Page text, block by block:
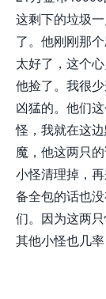
这剩下的垃圾
了。他刚刚那
太好了，这个
他捡了。我很
凶猛的。他们
怪，我就在这
魔，他这两只
小怪清理掉，
备全包的话也
们。因为这两
其他小怪也几率